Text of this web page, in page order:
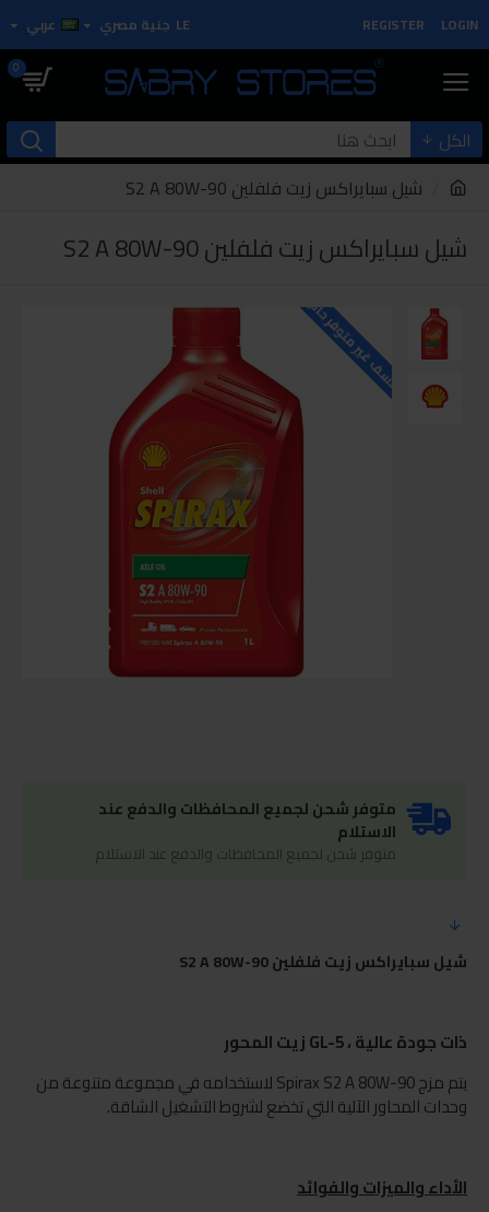
LOGIN
REGISTER
LE جنية مصري عربي
0
الكل
شيل سبايراكس زيت فلفلين S2 A 80W-90
شيل سبايراكس زيت فلفلين S2 A 80W-90
للاسف غير متوفر حاليا
متوفر شحن لجميع المحافظات والدفع عند
الاستلام
متوفر شحن لجميع المحافظات والدفع عند الاستلام
شيل سبايراكس زيت فلفلين S2 A 80W-90
ذات جودة عالية ، GL-5 زيت المحور
يتم مزج Spirax S2 A 80W-90 لاستخدامه في مجموعة متنوعة من
وحدات المحاور الآلية التي تخضع لشروط التشغيل الشاقة.
الأداء والميزات والفوائد